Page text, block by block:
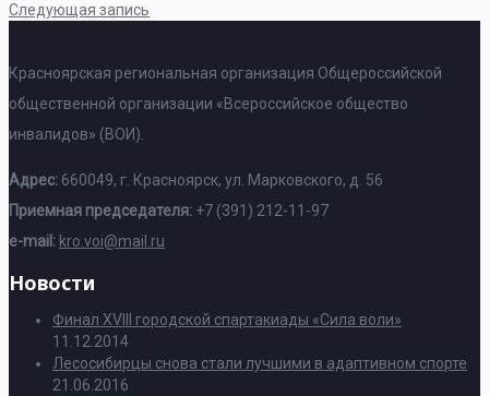
Следующая запись
Красноярская региональная организация Общероссийской
общественной организации «Всероссийское общество
инвалидов» (ВОИ).
Адрес: 660049, г. Красноярск, ул. Марковского, д. 56
Приемная председателя: +7 (391) 212-11-97
e-mail: kro.voi@mail.ru
Новости
Финал XVIII городской спартакиады «Сила воли»
11.12.2014
Лесосибирцы снова стали лучшими в адаптивном спорте
21.06.2016